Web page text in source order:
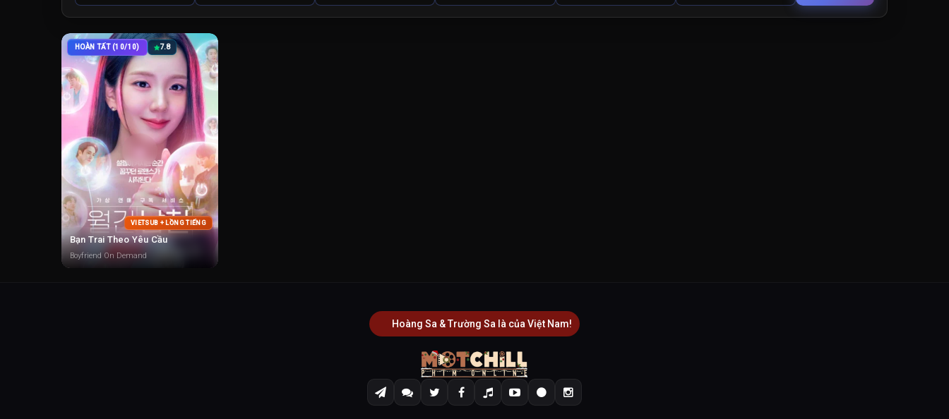
HOÀN TẤT (10/10) 7.8
VIETSUB + LỒNG TIẾNG
Bạn Trai Theo Yêu Cầu
Boyfriend On Demand
Hoàng Sa & Trường Sa là của Việt Nam!